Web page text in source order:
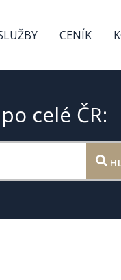
CENÍK
celé ČR: